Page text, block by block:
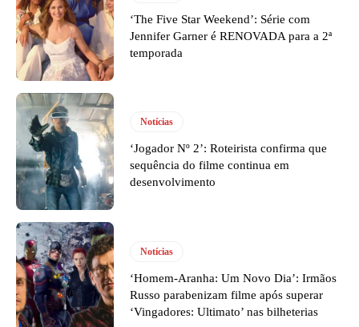
‘The Five Star Weekend’: Série com
Jennifer Garner é RENOVADA para a 2ª
temporada
Notícias
‘Jogador Nº 2’: Roteirista confirma que
sequência do filme continua em
desenvolvimento
Notícias
‘Homem-Aranha: Um Novo Dia’: Irmãos
Russo parabenizam filme após superar
‘Vingadores: Ultimato’ nas bilheterias